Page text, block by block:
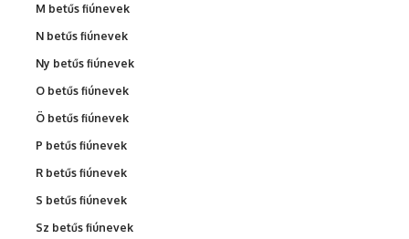
M betűs fiúnevek
N betűs fiúnevek
Ny betűs fiúnevek
O betűs fiúnevek
Ö betűs fiúnevek
P betűs fiúnevek
R betűs fiúnevek
S betűs fiúnevek
Sz betűs fiúnevek